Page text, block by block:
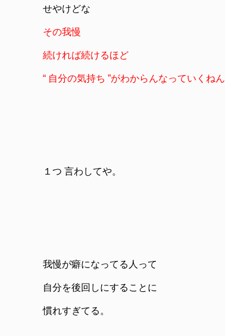
せやけどな
その我慢
続ければ続けるほど
“ 自分の気持ち ”がわからんなっていくねん
１つ 言わしてや。
我慢が癖になってる人って
自分を後回しにすることに
慣れすぎてる。